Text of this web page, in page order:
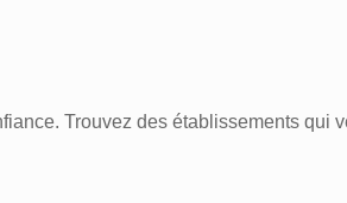
Trouvez des établissements qui